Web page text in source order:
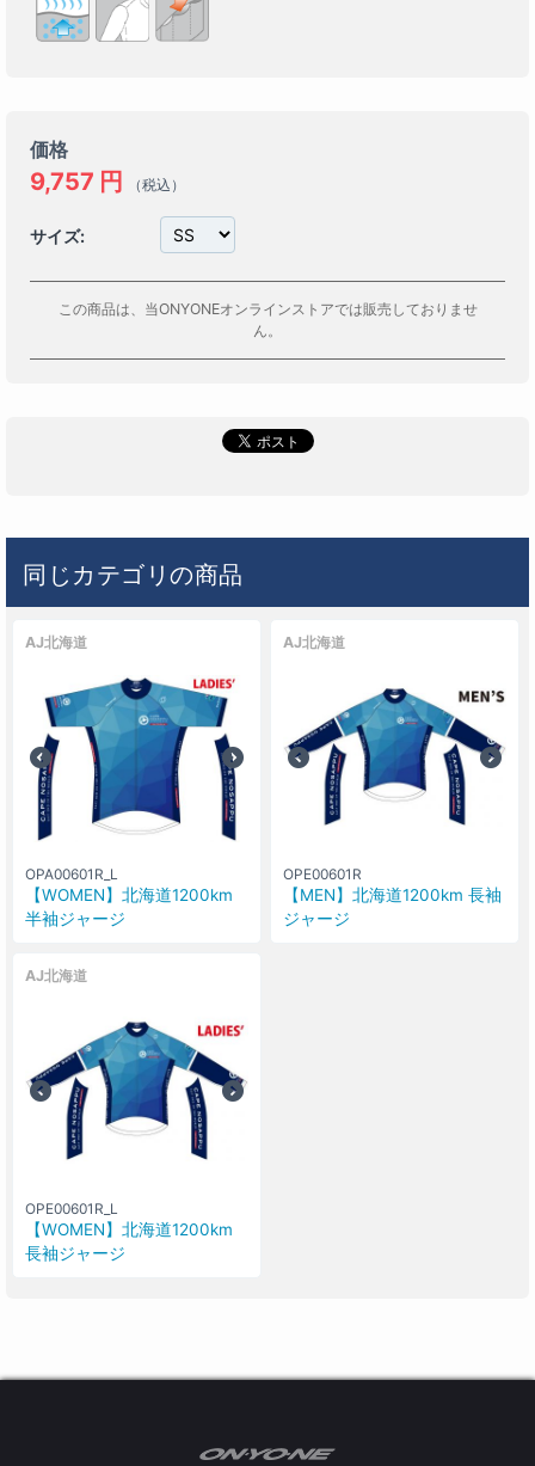
価格
9,757 円 （税込）
サイズ:
この商品は、当ONYONEオンラインストアでは販売しておりませ
ん。
同じカテゴリの商品
AJ北海道
OPA00601R_L
【WOMEN】北海道1200km
半袖ジャージ
AJ北海道
OPE00601R
【MEN】北海道1200km 長袖
ジャージ
AJ北海道
OPE00601R_L
【WOMEN】北海道1200km
長袖ジャージ